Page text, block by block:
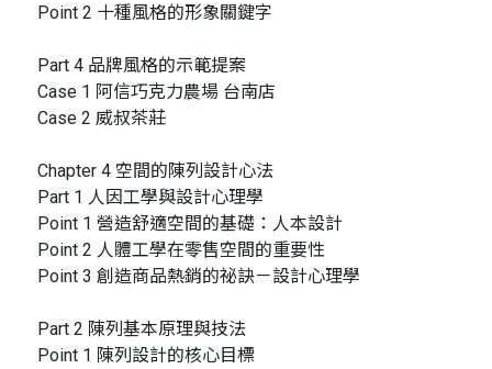
Point 2 十種風格的形象關鍵字
Part 4 品牌風格的示範提案
Case 1 阿信巧克力農場 台南店
Case 2 威叔茶莊
Chapter 4 空間的陳列設計心法
Part 1 人因工學與設計心理學
Point 1 營造舒適空間的基礎：人本設計
Point 2 人體工學在零售空間的重要性
Point 3 創造商品熱銷的祕訣－設計心理學
Part 2 陳列基本原理與技法
Point 1 陳列設計的核心目標